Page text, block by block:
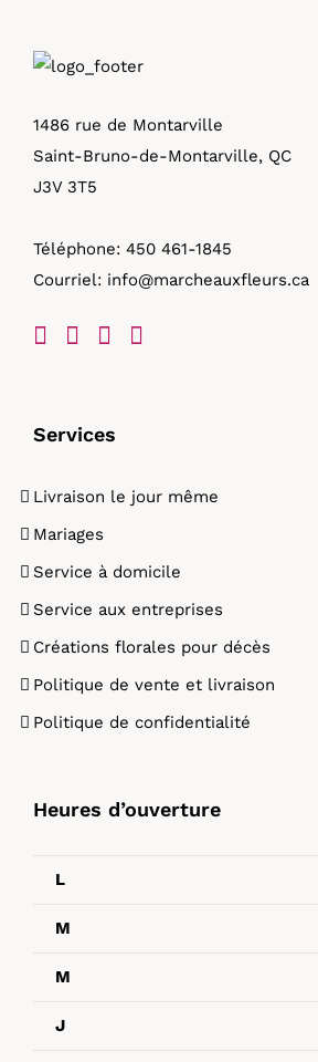
1486 rue de Montarville
Saint-Bruno-de-Montarville, QC
J3V 3T5
Téléphone: 450 461-1845
Courriel: info@marcheauxfleurs.ca
Services
Livraison le jour même
Mariages
Service à domicile
Service aux entreprises
Créations florales pour décès
Politique de vente et livraison
Politique de confidentialité
Heures d’ouverture
L
M
M
J